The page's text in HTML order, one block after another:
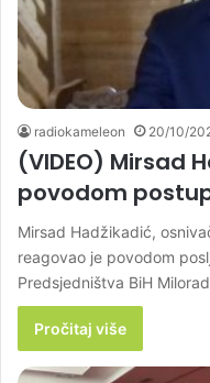
radiokameleon 20/10/
(VIDEO) Mirsad
povodom
Mirsad Hadžikadić,
reagovao je povodom
Predsjedništva BiH
Pročitaj više